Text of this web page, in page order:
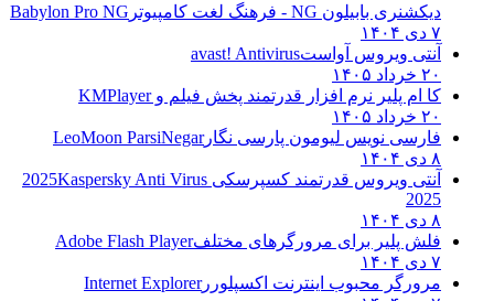
دیکشنری بابیلون NG - فرهنگ لغت کامپیوتر
Babylon Pro NG
۷ دی ۱۴۰۴
آنتی ویروس آواستavast! Antivirus
۲۰ خرداد ۱۴۰۵
کا ام پلیر نرم افزار قدرتمند پخش فیلم وKMPlayer
۲۰ خرداد ۱۴۰۵
فارسی نویس لیومون پارسی نگارLeoMoon ParsiNegar
۸ دی ۱۴۰۴
آنتی ویروس قدرتمند کسپرسکی 2025 Kaspersky Anti Virus
2025
۸ دی ۱۴۰۴
فلش پلیر برای مرورگرهای مختلفAdobe Flash Player
۷ دی ۱۴۰۴
مرورگر محبوب اینترنت اکسپلوررInternet Explorer